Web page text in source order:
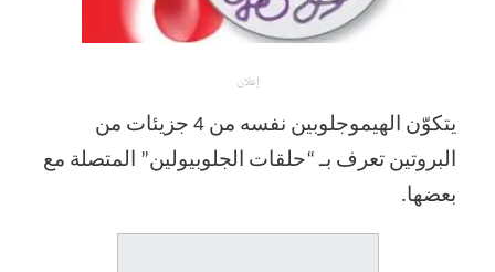
إعلان
يتكوّن الهيموجلوبين نفسه من 4 جزيئات من
البروتين تعرف بـ “حلقات الجلوبيولين” المتصلة مع
بعضها.